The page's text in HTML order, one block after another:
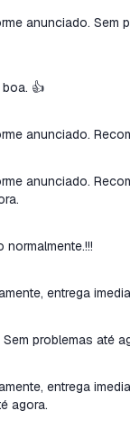
anunciado. Sem
👍
anunciado.
anunciado.
entrega
problemas até
entrega
agora.